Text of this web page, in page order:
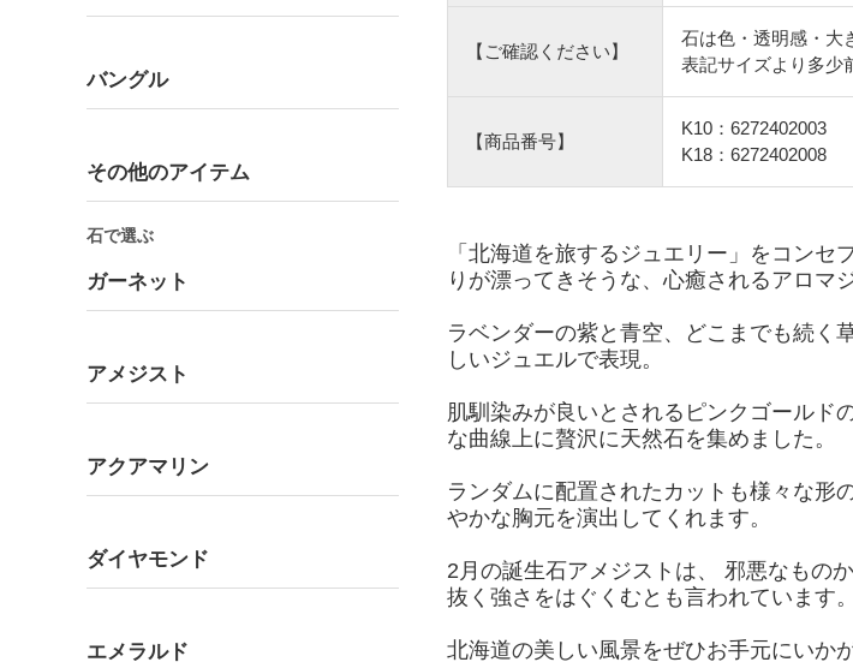
【ご確認ください】
石は色・透明感・大
表記サイズより多少
【商品番号】
K10：6272402003
K18：6272402008
「北海道を旅するジュエリー」をコン
りが漂ってきそうな、心癒されるアロマ
ラベンダーの紫と青空、どこまでも続く
しいジュエルで表現。
肌馴染みが良いとされるピンクゴールド
な曲線上に贅沢に天然石を集めました。
ランダムに配置されたカットも様々な形
やかな胸元を演出してくれます。
2月の誕生石アメジストは、 邪悪なもの
抜く強さをはぐくむとも言われています。
北海道の美しい風景をぜひお手元にいか
バングル
その他のアイテム
石で選ぶ
ガーネット
アメジスト
アクアマリン
ダイヤモンド
エメラルド